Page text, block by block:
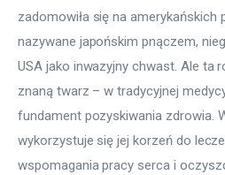
zadomowiła się na amerykańskich
nazywane japońskim pnączem,
USA jako inwazyjny chwast. Ale ta
znaną twarz – w tradycyjnej
fundament pozyskiwania zdrowia.
wykorzystuje się jej korzeń do
wspomagania pracy serca i